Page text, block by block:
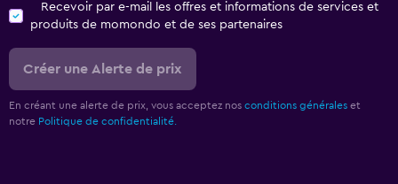
Recevoir par e-mail les offres et informations de services et
produits de momondo et de ses partenaires
Créer une Alerte de prix
En créant une alerte de prix, vous acceptez nos conditions générales et
notre Politique de confidentialité.